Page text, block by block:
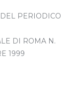
PERIODICO
DI ROMA N.
1999